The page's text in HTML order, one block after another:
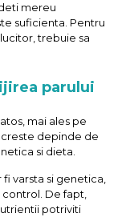
mereu
suficienta. Pentru
trebuie sa
parului
mai ales pe
creste depinde de
si dieta.
varsta si genetica,
De fapt,
potriviti